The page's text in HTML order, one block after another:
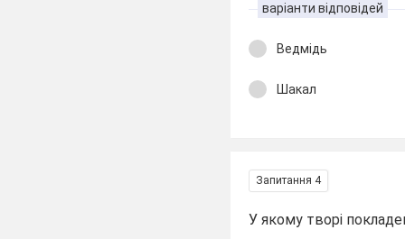
варіанти відповідей
Ведмідь
Шакал
Запитання 4
У якому творі